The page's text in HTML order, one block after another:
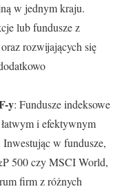
w jednym kraju.
lub fundusze z
rozwijających się
y: Fundusze indeksowe
i efektywnym
w fundusze,
500 czy MSCI World,
firm z różnych